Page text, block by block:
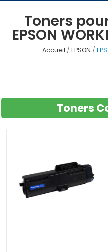
Toners
EPSON
Accueil EPSON
Toners